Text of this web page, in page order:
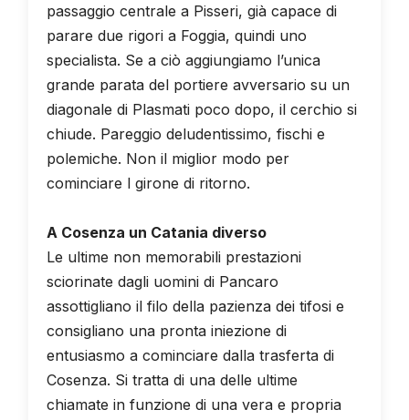
passaggio centrale a Pisseri, già capace di
parare due rigori a Foggia, quindi uno
specialista. Se a ciò aggiungiamo l’unica
grande parata del portiere avversario su un
diagonale di Plasmati poco dopo, il cerchio si
chiude. Pareggio deludentissimo, fischi e
polemiche. Non il miglior modo per
cominciare l girone di ritorno.
A Cosenza un Catania diverso
Le ultime non memorabili prestazioni
sciorinate dagli uomini di Pancaro
assottigliano il filo della pazienza dei tifosi e
consigliano una pronta iniezione di
entusiasmo a cominciare dalla trasferta di
Cosenza. Si tratta di una delle ultime
chiamate in funzione di una vera e propria